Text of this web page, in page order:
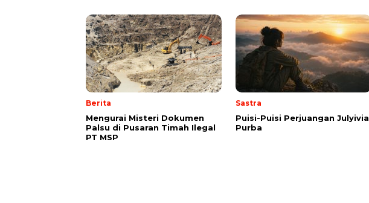
Berita
Mengurai Misteri Dokumen
Palsu di Pusaran Timah Ilegal
PT MSP
Sastra
Puisi-Puisi Perjuangan Julyivia
Purba